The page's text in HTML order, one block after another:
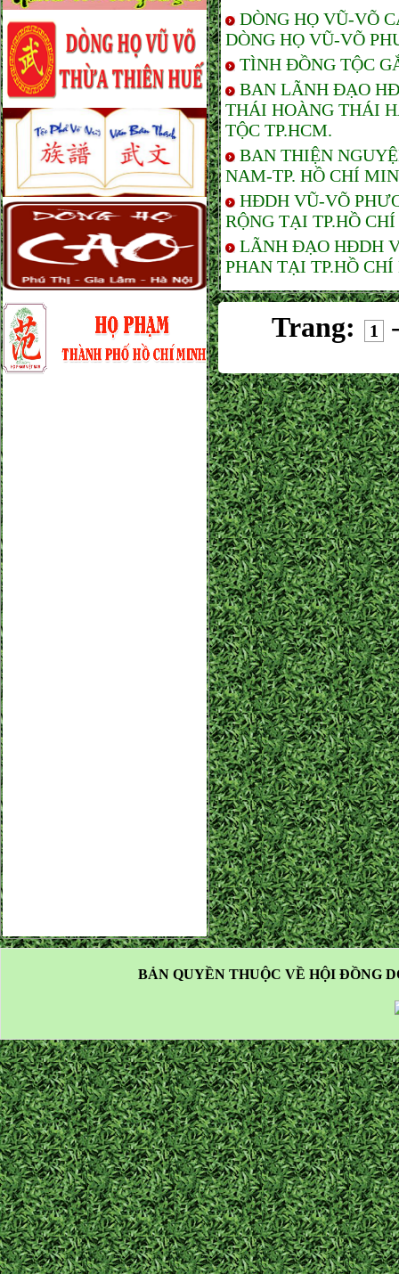
DÒNG HỌ VŨ-VÕ
DÒNG HỌ VŨ-VÕ
TÌNH ĐỒNG TỘC
BAN LÃNH ĐẠO
THÁI HOÀNG THÁI
TỘC TP.HCM.
BAN THIỆN
NAM-TP. HỒ CHÍ
HĐDH VŨ-VÕ
RỘNG TẠI TP.HỒ
LÃNH ĐẠO HĐDH
PHAN TẠI TP.HỒ
Trang: 1
BẢN QUYỀN THUỘC VỀ HỘI ĐỒNG